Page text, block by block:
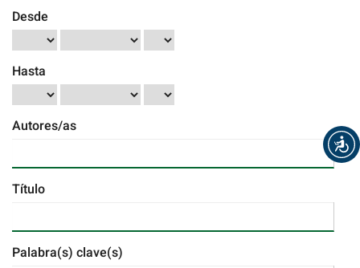
Desde
Hasta
Autores/as
Título
Palabra(s) clave(s)